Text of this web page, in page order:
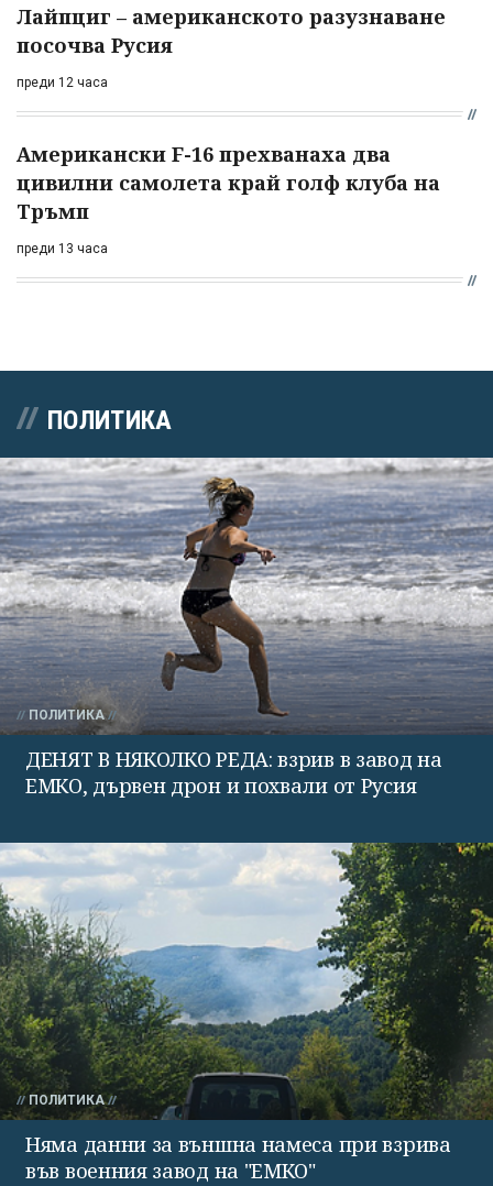
Лайпциг – американското разузнаване
посочва Русия
преди 12 часа
Американски F-16 прехванаха два
цивилни самолета край голф клуба на
Тръмп
преди 13 часа
ПОЛИТИКА
ПОЛИТИКА
ДЕНЯТ В НЯКОЛКО РЕДА: взрив в завод на
ЕМКО, дървен дрон и похвали от Русия
ПОЛИТИКА
Няма данни за външна намеса при взрива
във военния завод на "ЕМКО"